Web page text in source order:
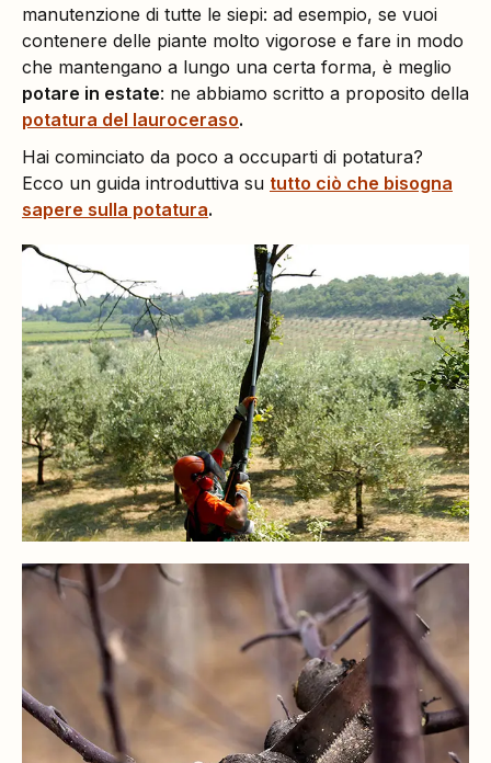
manutenzione di tutte le siepi: ad esempio, se vuoi
contenere delle piante molto vigorose e fare in modo
che mantengano a lungo una certa forma, è meglio
potare in estate: ne abbiamo scritto a proposito della
potatura del lauroceraso.
Hai cominciato da poco a occuparti di potatura?
Ecco un guida introduttiva su tutto ciò che bisogna
sapere sulla potatura.